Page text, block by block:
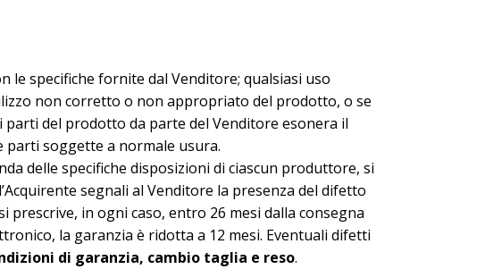
le specifiche fornite dal Venditore; qualsiasi uso
non corretto o non appropriato del prodotto, o se
del prodotto da parte del Venditore esonera il
parti soggette a normale usura.
delle specifiche disposizioni di ciascun produttore, si
segnali al Venditore la presenza del difetto
in ogni caso, entro 26 mesi dalla consegna
la garanzia è ridotta a 12 mesi. Eventuali difetti
di garanzia, cambio taglia e reso.